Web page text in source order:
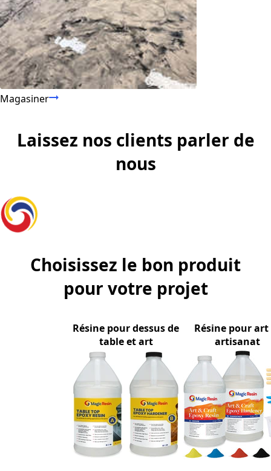
Magasiner
Laissez nos clients parler de
nous
Choisissez le bon produit
pour votre projet
Résine pour dessus de
table et art
Résine pour art
artisanat